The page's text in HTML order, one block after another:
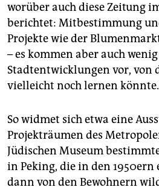
worüber auch diese Zeitung
berichtet: Mitbestimmung
Projekte wie der
– es kommen aber auch
Stadtentwicklungen vor, von
vielleicht noch lernen könnte.
So widmet sich etwa eine
Projekträumen des
Jüdischen Museum
in Peking, die in den
dann von den Bewohnern